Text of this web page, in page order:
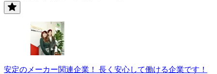
安定のメーカー関連企業！ 長く安心して働ける企業です！